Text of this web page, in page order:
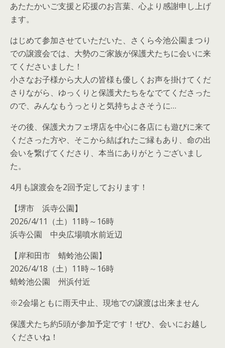
あたたかいご支援と応援のお言葉、心より感謝申し上げ
ます。
はじめて参加させていただいた、さくら今池公園まつり
での譲渡会では、大勢のご家族が保護犬たちに会いに来
てくださいました！
小さなお子様から大人の皆様も優しくお声を掛けてくだ
さりながら、ゆっくりと保護犬たちをなでてくださった
ので、みんなもうっとりと気持ちよさそうに…
その後、保護犬カフェ堺店を中心に各店にも遊びに来て
くださった方や、そこから結ばれたご縁もあり、命の出
会いを繋げてくださり、本当にありがとうございまし
た。
4月も譲渡会を2回予定しております！
【堺市 浜寺公園】
2026/4/11（土）11時～16時
浜寺公園 中央広場噴水前近辺
【岸和田市 蜻蛉池公園】
2026/4/18（土）11時～16時
蜻蛉池公園 州浜付近
※2会場ともに雨天中止、現地での譲渡は出来ません
保護犬たち約5頭が参加予定です！ぜひ、会いにお越し
くださいね！